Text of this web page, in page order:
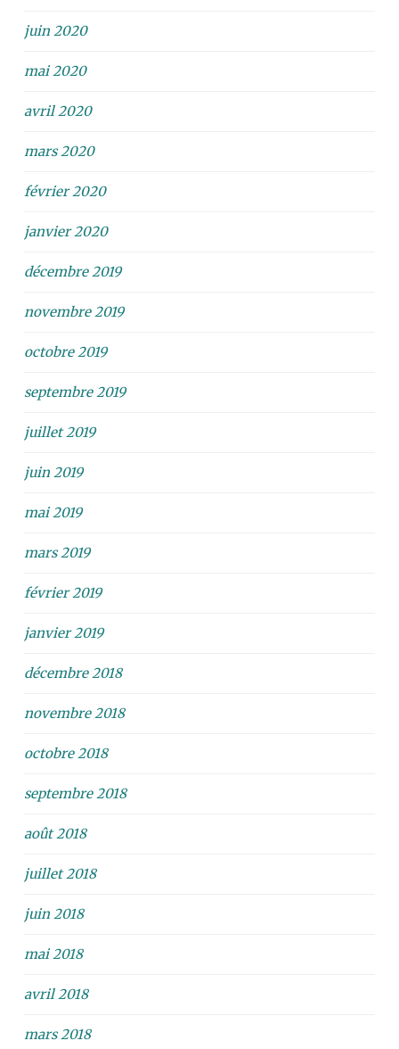
juin 2020
mai 2020
avril 2020
mars 2020
février 2020
janvier 2020
décembre 2019
novembre 2019
octobre 2019
septembre 2019
juillet 2019
juin 2019
mai 2019
mars 2019
février 2019
janvier 2019
décembre 2018
novembre 2018
octobre 2018
septembre 2018
août 2018
juillet 2018
juin 2018
mai 2018
avril 2018
mars 2018